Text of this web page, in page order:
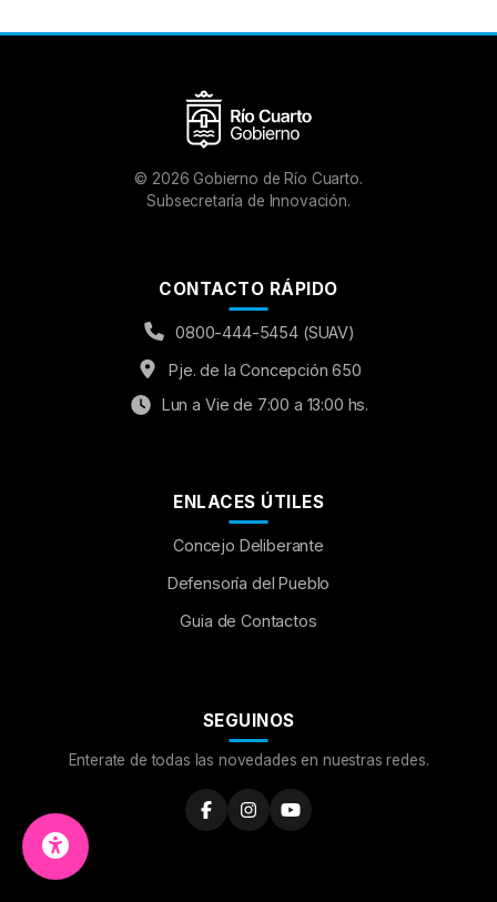
©2026 Gobierno de Río Cuarto.
Subsecretaría de Innovación.
CONTACTO RÁPIDO
0800-444-5454 (SUAV)
Pje. de la Concepción 650
Lun a Vie de 7:00 a 13:00 hs.
ENLACES ÚTILES
Concejo Deliberante
Defensoría del Pueblo
Guia de Contactos
SEGUINOS
Enterate de todas las novedades en nuestras redes.
Aumentar Fuente
OFF
Leer al pasar el mouse